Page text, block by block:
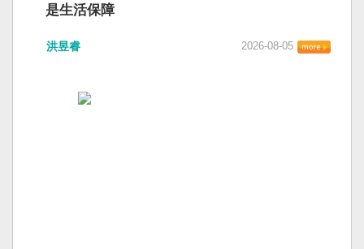
是生活保障
洪昱睿 2026-08-05